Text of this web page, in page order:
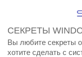
СЕКРЕТЫ
Вы любите секреты
хотите сделать с